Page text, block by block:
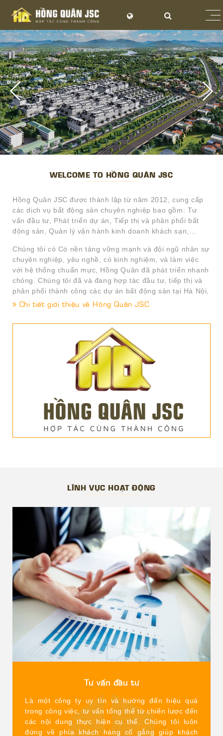
WELCOME TO HỒNG QUÂN JSC
Hồng Quân JSC được thành lập từ năm 2012, cung cấp
các dịch vụ bất động sản chuyên nghiệp bao gồm: Tư
vấn đầu tư, Phát triển dự án, Tiếp thị và phân phối bất
động sản, Quản lý vận hành kinh doanh khách sạn,…
Chúng tôi có Có nền tảng vững mạnh và đội ngũ nhân sự
chuyên nghiệp, yêu nghề, có kinh nghiệm, và làm việc
với hệ thống chuẩn mực, Hồng Quân đã phát triển nhanh
chóng. Chúng tôi đã và đang hợp tác đầu tư, tiếp thị và
phân phối thành công các dự án bất động sản tại Hà Nội,
Khánh Hòa ở các phân khúc khác nhau như: Nhà ở –
Với mong muốn đóng góp vào sự phát triển bền vững
của thị trường bất động sản Việt Nam, hướng tới sự gia
tăng thực sự cho khách hàng thông qua các dịch vụ có
chất lượng cao nhất; định hướng mục tiêu phát triển là
đối tác tin cậy và được ưu tiên lựa chọn qua các dịch vụ
chuyên nghiệp, Hồng Quân sẽ không ngừng nỗ lực phấn
đấu để trở thành thương hiệu hàng đầu Việt Nam trong
lĩnh vực phát triển Dự án, cung cấp các dịch vụ tiếp thị
phân phối, nghiên cứu thị trường, môi giới uy tín nhất.
Các Dự án công ty đã thực hiện tư vấn và phát
Các dự án Công ty đã và đang thực hiện:
Golden Peark Nha Trang, AnCuising Nha Trang, Thanh
Lanh Valley Golf & Resort, Opus One, Ha Long Bay View
————————————————
THÔNG TIN LIÊN HỆ
Trụ sở Hà Nội:
– Địa chỉ: VPGD: Tầng 3 – CT1, tòa nhà Yên Hòa Park
View, số 3 Vũ Phạm Hàm, phường Yên Hòa, quận Cầu
Giấy, TP Hà Nội.
– Điện Thoại: 02432.005.227
– Di dộng: 0563.555.888
– Địa chỉ: Số 15 Phố Hồng Tiến, Phường Hồng Gai, tỉnh
Quảng Ninh
Chi tiết giới thiệu về Hồng Quân JSC
LĨNH VỰC HOẠT ĐỘNG
Tư vấn đầu tư
Là một công ty uy tín và hướng đến hiệu quả
trong công việc, tư vấn tổng thể từ chiến lược đến
các nội dung thực hiện cụ thể. Chúng tôi luôn
đứng về phía khách hàng cố gắng giúp khách